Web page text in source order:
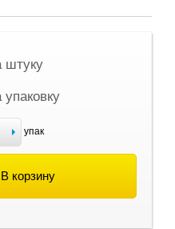
штуку
упаковку
упак
В корзину